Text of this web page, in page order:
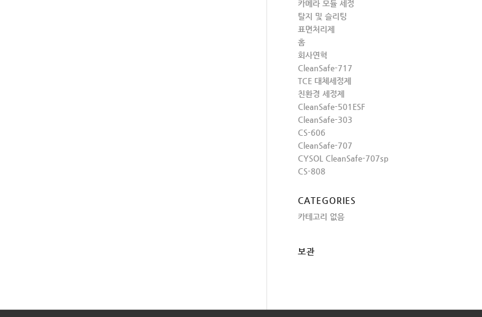
카메라 모듈 세정
탈지 및 슬리팅
표면처리제
홈
회사연혁
CleanSafe-717
TCE 대체세정제
친환경 세정제
CleanSafe-501ESF
CleanSafe-303
CS-606
CleanSafe-707
CYSOL CleanSafe-707sp
CS-808
CATEGORIES
카테고리 없음
보관